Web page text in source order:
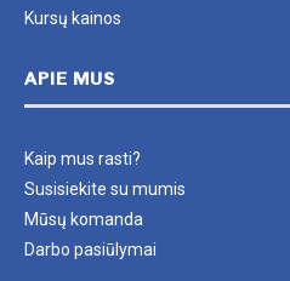
Kursų kainos
APIE MUS
Kaip mus rasti?
Susisiekite su mumis
Mūsų komanda
Darbo pasiūlymai